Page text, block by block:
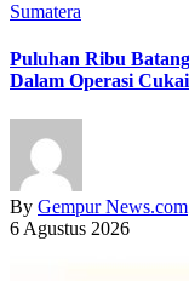
Sumatera
Puluhan Ribu
Dalam Operasi Cukai
By Gempur News.com
6 Agustus 2026